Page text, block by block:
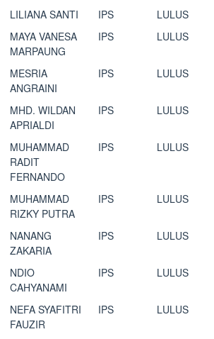
LILIANA SANTI IPS
LULUS
MAYA VANESA
MARPAUNG
IPS LULUS
MESRIA
ANGRAINI
IPS LULUS
MHD. WILDAN
APRIALDI
IPS LULUS
MUHAMMAD
RADIT
FERNANDO
IPS LULUS
MUHAMMAD
RIZKY PUTRA
IPS LULUS
NANANG
ZAKARIA
IPS LULUS
NDIO
CAHYANAMI
IPS LULUS
NEFA SYAFITRI
FAUZIR
IPS LULUS